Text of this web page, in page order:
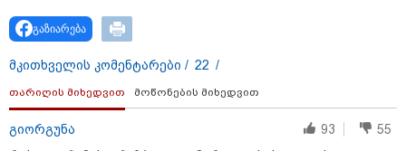
თვითმფრინავთან ახლოს ასაფეთქებელი
მოწყობილობით აღჭურვილი დრონი
აღმოაჩინეს - რას წერს მედია
23:45 / 05-08-2026
ტრაგედია შოტლანდიაში - 35
გაზიარება
მკითხველის კომენტარები / 22 /
თარიღის მიხედვით მოწონების მიხედვით
გიორგუნა 93
55